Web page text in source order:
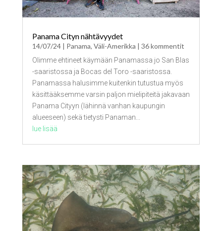
Panama Cityn nähtävyydet
14/07/24| Panama, Väli-Amerikka | 36 kommentit
Olimme ehtineet käymään Panamassa jo San Blas
-saaristossa ja Bocas del Toro -saaristossa.
Panamassa halusimme kuitenkin tutustua myös
käsittääksemme varsin paljon mielipiteitä jakavaan
Panama Cityyn (lähinnä vanhan kaupungin
alueeseen) sekä tietysti Panaman...
lue lisää